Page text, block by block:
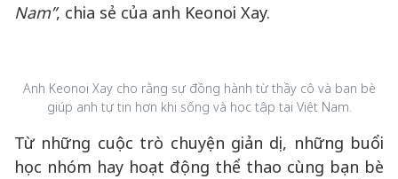
Nam”, chia sẻ của anh Keonoi Xay.
Anh Keonoi Xay cho rằng sự đồng hành từ thầy cô và bạn bè
giúp anh tự tin hơn khi sống và học tập tại Việt Nam.
Từ những cuộc trò chuyện giản dị, những buổi
học nhóm hay hoạt động thể thao cùng bạn bè